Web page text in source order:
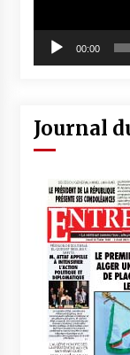
00:00
Journal